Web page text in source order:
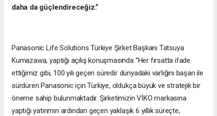
daha da güçlendireceğiz.”
Panasonic Life Solutions Türkiye Şirket Başkanı Tatsuya
Kumazawa, yaptığı açılış konuşmasında “Her fırsatta ifade
ettiğimiz gibi, 100 yılı geçen süredir dünyadaki varlığını başarı ile
sürdüren Panasonic için Türkiye, oldukça büyük ve stratejik bir
öneme sahip bulunmaktadır. Şirketimizin VİKO markasına
yaptığı yatırımın ardından geçen yaklaşık 6 yıllık süreçte,